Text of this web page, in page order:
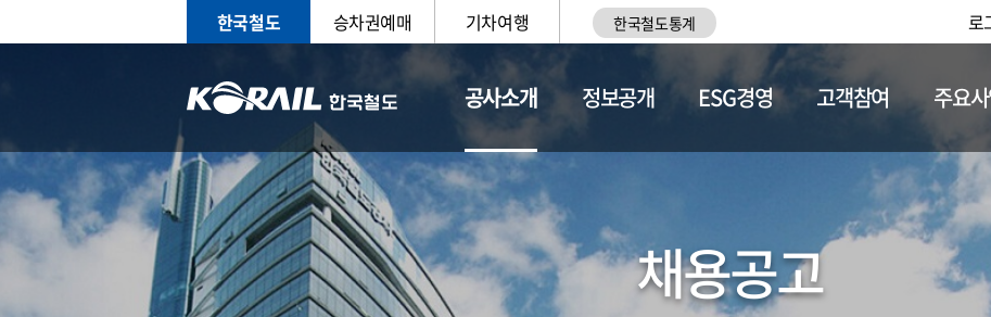
한국철도 승차권예매 기차여행 한국철도통계 로
공사소개
CEO 일반현황 채용정보
정보공개 ESG경영 고객참여 주요
채용공고